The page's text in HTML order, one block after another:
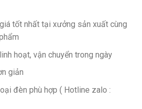
tốt nhất tại xưởng sản xuất cùng
hoạt, vận chuyển trong ngày
giản
đèn phù hợp ( Hotline zalo :